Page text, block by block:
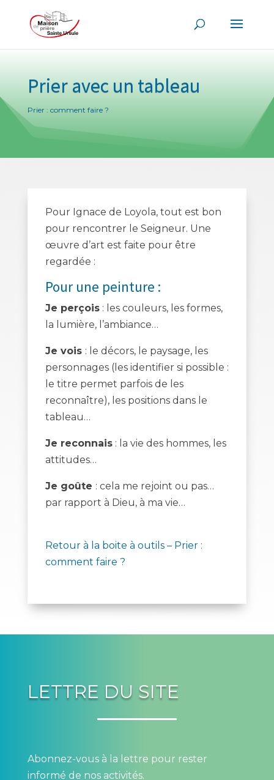
Prier avec un tableau
Prier : comment faire ?
Pour Ignace de Loyola, tout est bon
pour rencontrer le Seigneur. Une
œuvre d’art est faite pour être
regardée :
Pour une peinture :
Je perçois: les couleurs, les formes,
la lumière, l’ambiance…
Je vois : le décors, le paysage, les
personnages (les identifier si possible :
le titre permet parfois de les
reconnaître), les positions dans le
tableau…
Je reconnais: la vie des hommes, les
attitudes…
Je goûte : cela me rejoint ou pas…
par rapport à Dieu, à ma vie…
Retour à la boite à outils – Prier :
comment faire ?
LETTRE DU SITE
Abonnez-vous à la lettre pour rester
informé de nos activités.